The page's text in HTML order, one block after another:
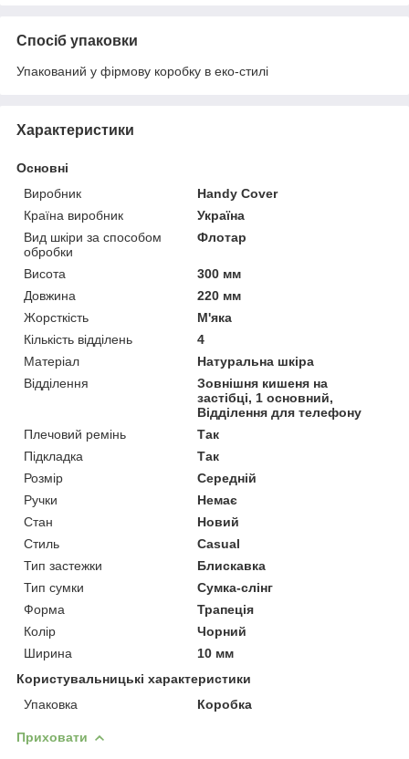
Спосіб упаковки
Упакований у фірмову коробку в еко-стилі
Характеристики
Основні
Виробник
Handy Cover
Країна виробник
Україна
Вид шкіри за способом
обробки
Флотар
Висота
300 мм
Довжина
220 мм
Жорсткість
М'яка
Кількість відділень
4
Матеріал
Натуральна шкіра
Відділення
Зовнішня кишеня на
застібці, 1 основний,
Відділення для телефону
Плечовий ремінь
Так
Підкладка
Так
Розмір
Середній
Ручки
Немає
Стан
Новий
Стиль
Casual
Тип застежки
Блискавка
Тип сумки
Сумка-слінг
Форма
Трапеція
Колір
Чорний
Ширина
10 мм
Користувальницькі характеристики
Упаковка
Коробка
Приховати